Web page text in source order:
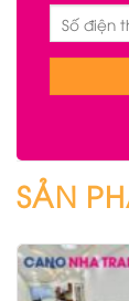
SẢN